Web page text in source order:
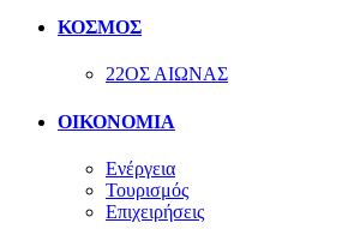
ΚΟΣΜΟΣ
22ΟΣ ΑΙΩΝΑΣ
ΟΙΚΟΝΟΜΙΑ
Ενέργεια
Τουρισμός
Επιχειρήσεις